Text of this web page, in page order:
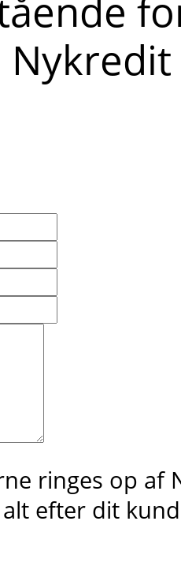
ringes op af
efter dit